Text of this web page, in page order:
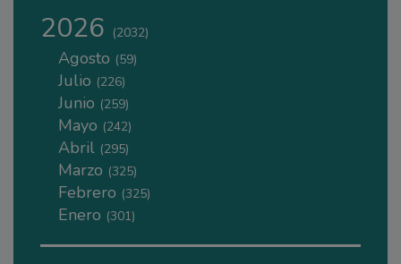
2026 (2032)
Agosto (59)
Julio (226)
Junio (259)
Mayo (242)
Abril (295)
Marzo (325)
Febrero (325)
Enero (301)